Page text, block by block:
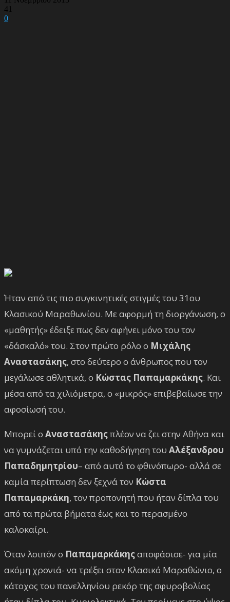
41
0
Ήταν από τις πιο συγκινητικές στιγμές του 31ου
Κλασικού Μαραθωνίου. Με αφορμή τη διοργάνωση, ο
«μαθητής» έδειξε πως δεν αφήνει μόνο του τον
«δάσκαλό» του. Στον πρώτο ρόλο ο Μιχάλης
Αναστασάκης, στο δεύτερο ο άνθρωπος που τον
μεγάλωσε αθλητικά, ο Κώστας Παπαμαρκάκης. Και
μέσα από τα χιλιόμετρα, ο «μικρός» επιβεβαίωσε την
αφοσίωσή του.
Μπορεί ο Αναστασάκηςπλέον να ζει στην Αθήνα και
να γυμνάζεται υπό την καθοδήγηση του Αλέξανδρου
Παπαδημητρίου– από αυτό το φθινόπωρο- αλλά σε
καμία περίπτωση δεν ξεχνά τον Κώστα
Παπαμαρκάκη, τον προπονητή που ήταν δίπλα του
από τα πρώτα βήματα έως και το περασμένο
καλοκαίρι.
Όταν λοιπόν ο Παπαμαρκάκηςαποφάσισε- για μία
ακόμη χρονιά- να τρέξει στον Κλασικό Μαραθώνιο, ο
κάτοχος του πανελληνίου ρεκόρ της σφυροβολίας